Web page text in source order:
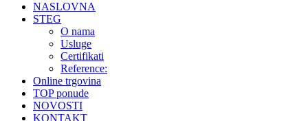
NASLOVNA
STEG
O nama
Usluge
Certifikati
Reference:
Online trgovina
TOP ponude
NOVOSTI
KONTAKT